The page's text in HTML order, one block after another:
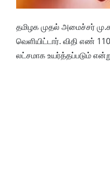
தமிழக முதல் அமைச்சர்
வெளியிட்டார். விதி எண்
லட்சமாக உயர்த்தப்படும்